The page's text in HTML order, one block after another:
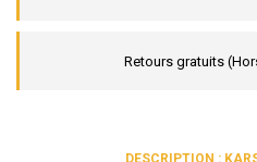
Retours gratuits